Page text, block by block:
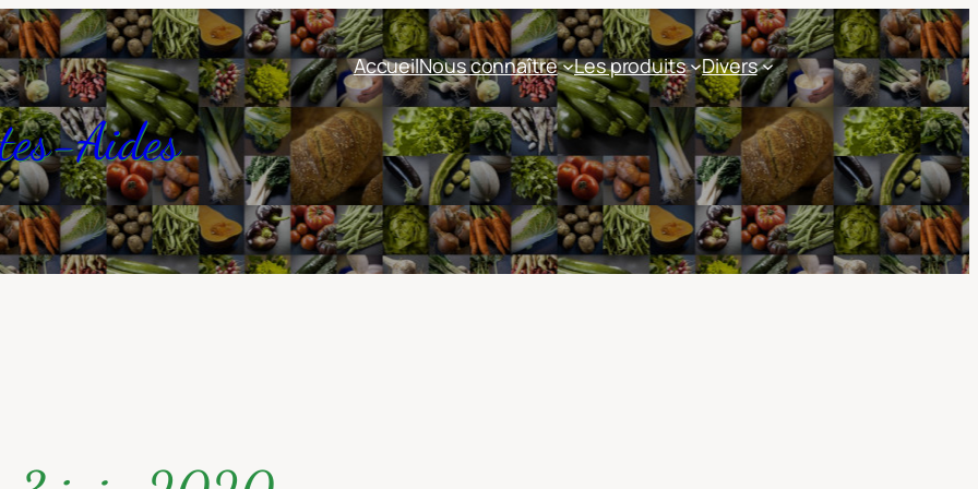
Aides
AccueilNous connaître Les produits Divers